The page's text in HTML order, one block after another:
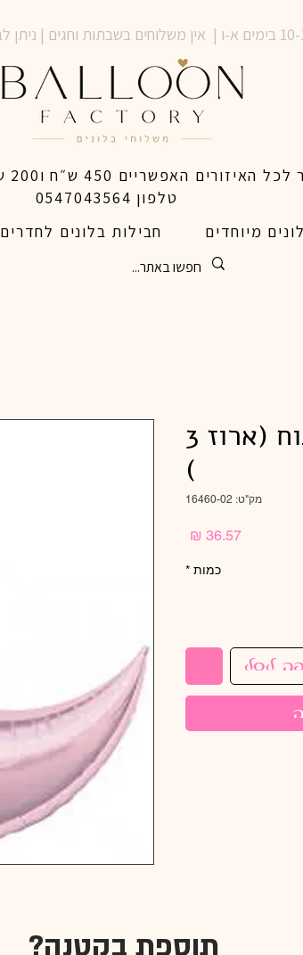
טלפון 0547043564
מיוחדים חבילות בלונים לחדרים
36" ירח ורוד פתוח (ארוז 3
)
מק"ט: 16460-02
כמות *
לסל
תוספת בקטנה?